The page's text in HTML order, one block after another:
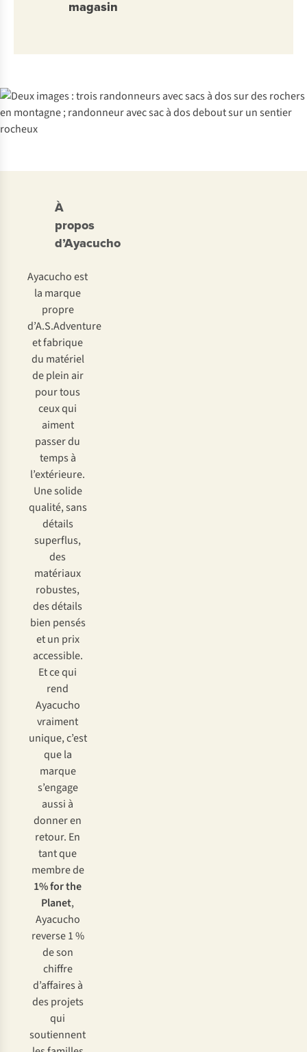
magasin
À
propos
d’Ayacucho
Ayacucho est
la marque
propre
d’A.S.Adventure
et fabrique
du matériel
de plein air
pour tous
ceux qui
aiment
passer du
temps à
l’extérieure.
Une solide
qualité, sans
détails
superflus,
des
matériaux
robustes,
des détails
bien pensés
et un prix
accessible.
Et ce qui
rend
Ayacucho
vraiment
unique, c’est
que la
marque
s’engage
aussi à
donner en
retour. En
tant que
membre de
1% for the
Planet,
Ayacucho
reverse 1 %
de son
chiffre
d’affaires à
des projets
qui
soutiennent